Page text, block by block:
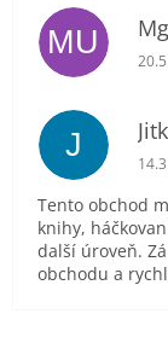
MU
J
Tento obchod
knihy,
další úroveň.
obchodu a